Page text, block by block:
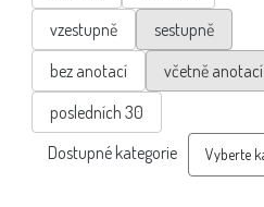
vzestupně
sestupně
bez anotací
včetně anotací
posledních 30
Dostupné kategorie